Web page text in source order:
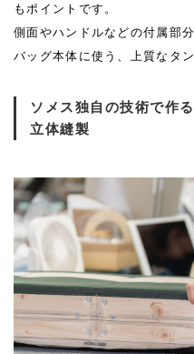
もポイントです。
側面やハンドルなどの付属部
バッグ本体に使う、上質なタ
ソメス独自の技術で作る
立体縫製